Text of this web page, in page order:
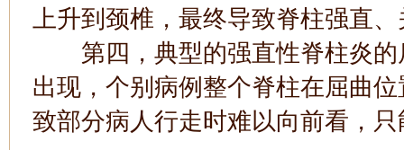
上升到颈椎，最终导致脊柱强直
第四，典型的强直性脊柱炎的
出现，个别病例整个脊柱在屈曲
致部分病人行走时难以向前看，